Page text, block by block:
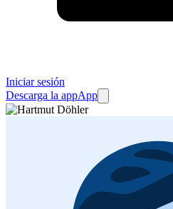
Iniciar sesión
Descarga la appApp